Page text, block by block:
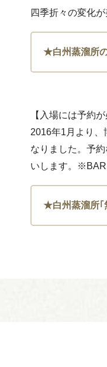
四季折々の変化
★白州蒸溜所
【入場には予約
2016年1月より、
なりました。予
いします。※BAR
★白州蒸溜所｢